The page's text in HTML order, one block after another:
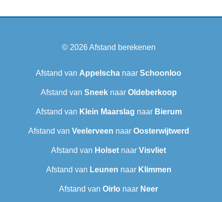
© 2026Afstand berekenen
Afstand van Appelscha naar Schoonloo
Afstand van Sneek‎naar Oldeberkoop
Afstand van Klein Maarslag naar Bierum
Afstand van Veelerveen naar Oosterwijtwerd
Afstand van Holset naar Visvliet
Afstand van Leunen naar Klimmen
Afstand van Oirlo naar Neer